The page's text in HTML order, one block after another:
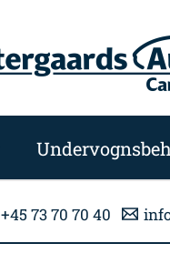
+45 73 70 70 40